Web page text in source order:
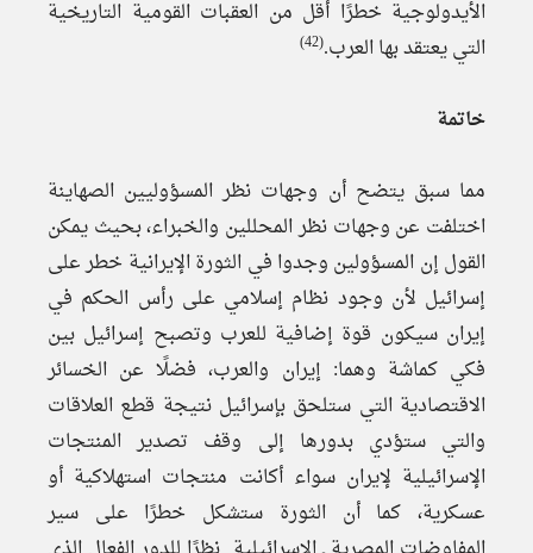
الأيدولوجية خطرًا أقل من العقبات القومية التاريخية
التي يعتقد بها العرب.(42)
خاتمة
مما سبق يتضح أن وجهات نظر المسؤوليين الصهاينة
اختلفت عن وجهات نظر المحللين والخبراء، بحيث يمكن
القول إن المسؤولين وجدوا في الثورة الإيرانية خطر على
إسرائيل لأن وجود نظام إسلامي على رأس الحكم في
إيران سيكون قوة إضافية للعرب وتصبح إسرائيل بين
فكي كماشة وهما: إيران والعرب، فضلًا عن الخسائر
الاقتصادية التي ستلحق بإسرائيل نتيجة قطع العلاقات
والتي ستؤدي بدورها إلى وقف تصدير المنتجات
الإسرائيلية لإيران سواء أكانت منتجات استهلاكية أو
عسكرية، كما أن الثورة ستشكل خطرًا على سير